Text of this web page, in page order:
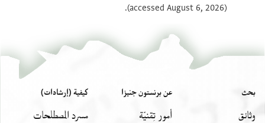
(accessed August 6, 2026).
بحث
وثائق
عن برنستون جنيزا
أمور تِقنيّة
كيفية (إرشادات)
مسرد المصطلحات